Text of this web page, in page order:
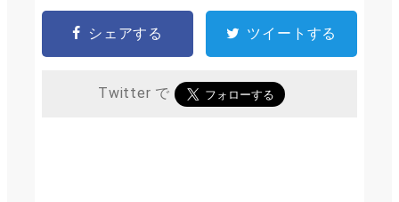
シェアする ツイートする
Twitter で